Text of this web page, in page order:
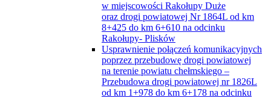
w miejscowości Rakołupy Duże
oraz drogi powiatowej Nr 1864L od km
8+425 do km 6+610 na odcinku
Rakołupy- Plisków
Usprawnienie połączeń komunikacyjnych
poprzez przebudowę drogi powiatowej
na terenie powiatu chełmskiego –
Przebudowa drogi powiatowej nr 1826L
od km 1+978 do km 6+178 na odcinku